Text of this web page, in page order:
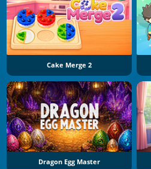
Cake Merge 2
Dragon Egg Master